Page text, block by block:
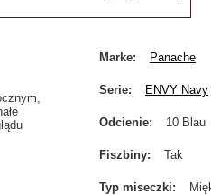
Marke Panache
Serie ENVY Navy
Odcienie 10 Blau
Fiszbiny Tak
Typ miseczki